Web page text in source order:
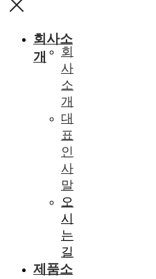
회사소
개
회
사
소
개
대
표
인
사
말
오
시
는
길
제품소